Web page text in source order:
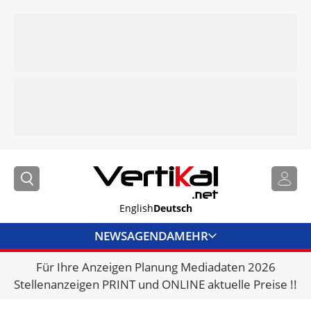
EnglishDeutsch
NEWSAGENDAMEHR
BRANCHENLINKS
VERMIETER
Für Ihre Anzeigen Planung Mediadaten 2026
Stellenanzeigen PRINT und ONLINE aktuelle Preise !!